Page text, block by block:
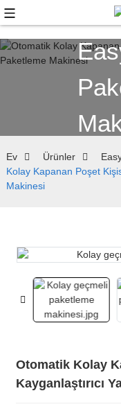
Ev Ürünler
Kolay Kapanan Poşet
Makinesi
Otomatik Kolay
Kayganlaştırıcı